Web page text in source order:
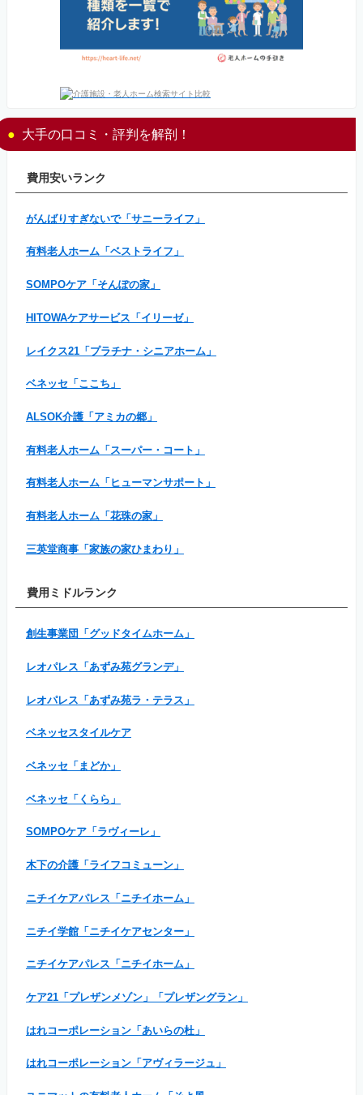
大手の口コミ・評判を解剖！
費用安いランク
がんばりすぎないで「サニーライフ」
有料老人ホーム「ベストライフ」
SOMPOケア「そんぽの家」
HITOWAケアサービス「イリーゼ」
レイクス21「プラチナ・シニアホーム」
ベネッセ「ここち」
ALSOK介護「アミカの郷」
有料老人ホーム「スーパー・コート」
有料老人ホーム「ヒューマンサポート」
有料老人ホーム「花珠の家」
三英堂商事「家族の家ひまわり」
費用ミドルランク
創生事業団「グッドタイムホーム」
レオパレス「あずみ苑グランデ」
レオパレス「あずみ苑ラ・テラス」
ベネッセスタイルケア
ベネッセ「まどか」
ベネッセ「くらら」
SOMPOケア「ラヴィーレ」
木下の介護「ライフコミューン」
ニチイケアパレス「ニチイホーム」
ニチイ学館「ニチイケアセンター」
ニチイケアパレス「ニチイホーム」
ケア21「プレザンメゾン」「プレザングラン」
はれコーポレーション「あいらの杜」
はれコーポレーション「アヴィラージュ」